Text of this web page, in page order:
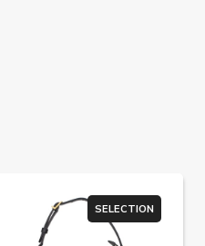
SELECTION